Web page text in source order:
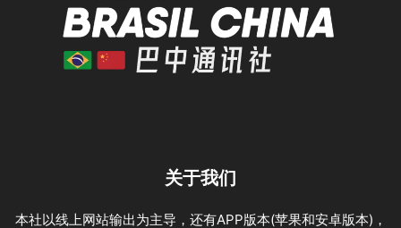
关于我们
本社以线上网站输出为主导，还有APP版本(苹果和安卓版本)，